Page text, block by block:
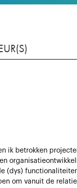
ik betrokken
(dys)
om vanuit de